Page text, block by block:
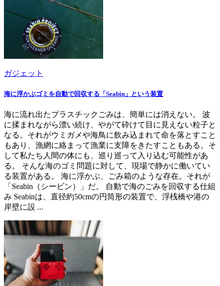
ガジェット
海に浮かぶゴミを自動で回収する「Seabin」という装置
海に流れ出たプラスチックごみは、簡単には消えない。 波
に揉まれながら漂い続け、やがて砕けて目に見えない粒子と
なる。それがウミガメや海鳥に飲み込まれて命を落とすこと
もあり、漁網に絡まって漁業に支障をきたすこともある。そ
して私たち人間の体にも、巡り巡って入り込む可能性があ
る。 そんな海のゴミ問題に対して、現場で静かに働いてい
る装置がある。 海に浮かぶ、ごみ箱のような存在。それが
「Seabin（シービン）」だ。 自動で海のごみを回収する仕組
み Seabinは、直径約50cmの円筒形の装置で、浮桟橋や港の
岸壁に設 ...